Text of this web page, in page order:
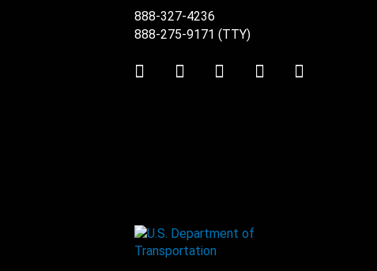
888-327-4236
888-275-9171 (TTY)
TwitterLinkedInFacebookYoutube